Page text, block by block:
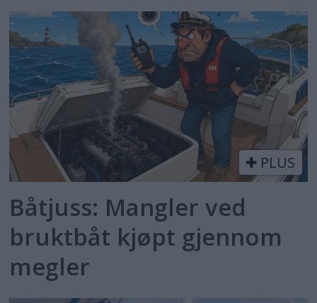
PLUS
Båtjuss: Mangler ved
bruktbåt kjøpt gjennom
megler